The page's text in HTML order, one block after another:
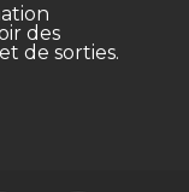
des
de sorties.